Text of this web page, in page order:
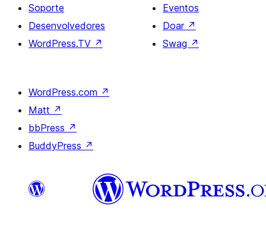
Soporte
Desenvolvedores
WordPress.TV ↗
Eventos
Doar ↗
Swag ↗
WordPress.com ↗
Matt ↗
bbPress ↗
BuddyPress ↗